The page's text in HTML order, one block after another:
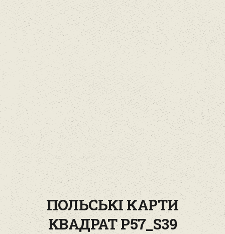
ПОЛЬСЬКІ КАРТИ
КВАДРАТ P57_S39